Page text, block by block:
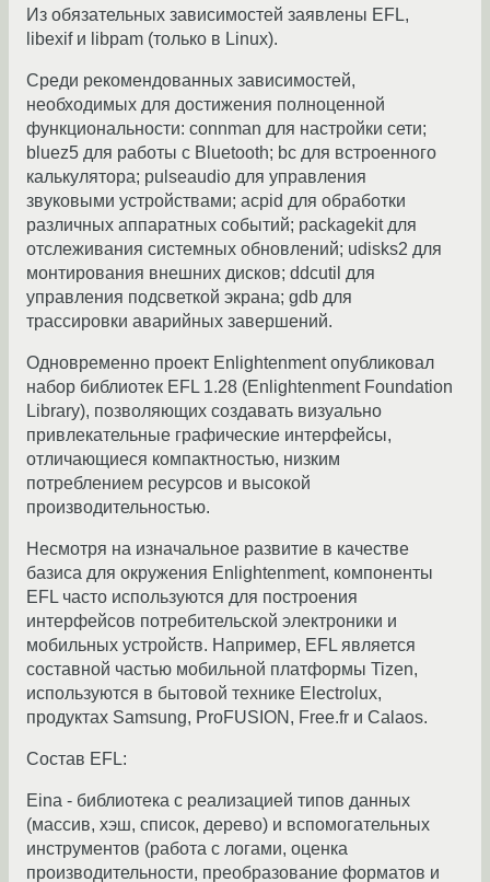
Из обязательных зависимостей заявлены EFL,
libexif и libpam (только в Linux).
Среди рекомендованных зависимостей,
необходимых для достижения полноценной
функциональности: connman для настройки сети;
bluez5 для работы с Bluetooth; bc для встроенного
калькулятора; pulseaudio для управления
звуковыми устройствами; acpid для обработки
различных аппаратных событий; packagekit для
отслеживания системных обновлений; udisks2 для
монтирования внешних дисков; ddcutil для
управления подсветкой экрана; gdb для
трассировки аварийных завершений.
Одновременно проект Enlightenment опубликовал
набор библиотек EFL 1.28 (Enlightenment Foundation
Library), позволяющих создавать визуально
привлекательные графические интерфейсы,
отличающиеся компактностью, низким
потреблением ресурсов и высокой
производительностью.
Несмотря на изначальное развитие в качестве
базиса для окружения Enlightenment, компоненты
EFL часто используются для построения
интерфейсов потребительской электроники и
мобильных устройств. Например, EFL является
составной частью мобильной платформы Tizen,
используются в бытовой технике Electrolux,
продуктах Samsung, ProFUSION, Free.fr и Calaos.
Состав EFL:
Eina - библиотека с реализацией типов данных
(массив, хэш, список, дерево) и вспомогательных
инструментов (работа с логами, оценка
производительности, преобразование форматов и